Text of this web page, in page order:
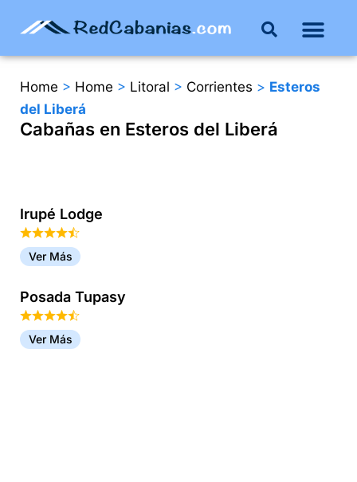
Home > Home > Litoral > Corrientes > Esteros
del Liberá
Cabañas en Esteros del Liberá
Irupé Lodge
Ver Más
Posada Tupasy
Ver Más